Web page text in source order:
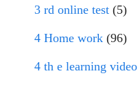
3 rd online test (5)
4 Home work (96)
4 th e learning video